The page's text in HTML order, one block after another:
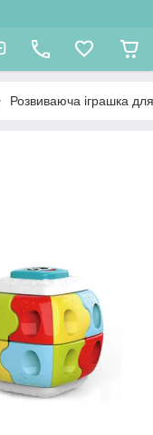
Розвиваюча іграшка